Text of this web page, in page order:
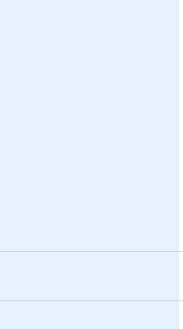
Instagram
X